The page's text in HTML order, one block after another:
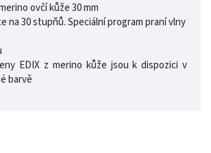
ovčí kůže 30 mm
na 30 stupňů. Speciální program praní vlny
EDIX z merino kůže jsou k dispozici v
barvě